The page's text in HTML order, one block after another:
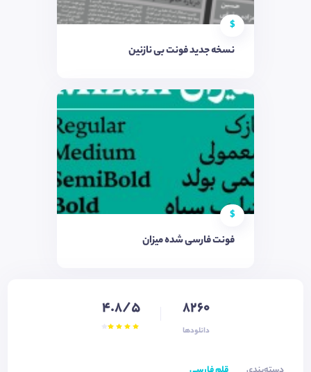
$
نسخه جدید فونت بی نازنین
$
فونت فارسی شده میزان
8260
دانلودها
4.8/5